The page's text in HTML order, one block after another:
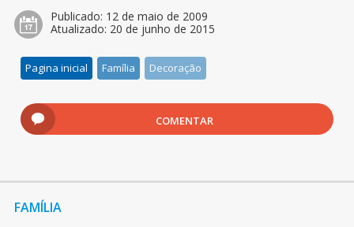
Publicado: 12 de maio de 2009
Atualizado: 20 de junho de 2015
Pagina inicial Família Decoração
COMENTAR
FAMÍLIA